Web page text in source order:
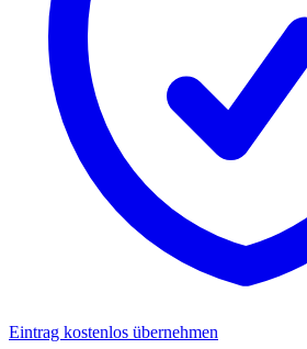
Eintrag kostenlos übernehmen